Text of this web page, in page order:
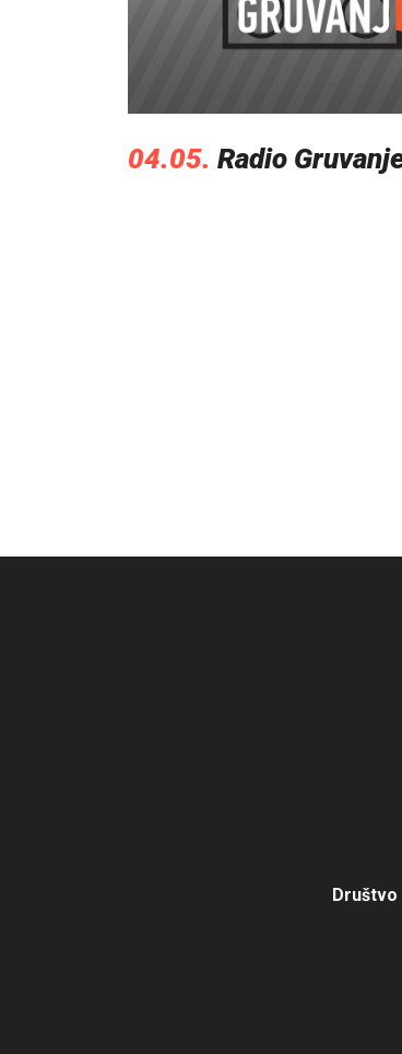
04.05. Radio
Društvo